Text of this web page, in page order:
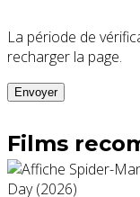
La période de
recharger la page.
Films